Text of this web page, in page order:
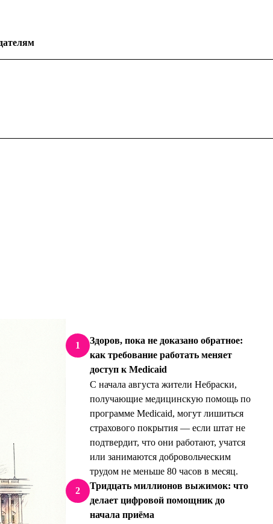
1
Здоров, пока не доказано обратное:
как требование работать меняет
доступ к Medicaid
С начала августа жители Небраски,
получающие медицинскую помощь по
программе Medicaid, могут лишиться
страхового покрытия — если штат не
подтвердит, что они работают, учатся
или занимаются добровольческим
трудом не меньше 80 часов в месяц.
2
Тридцать миллионов выжимок: что
делает цифровой помощник до
начала приёма